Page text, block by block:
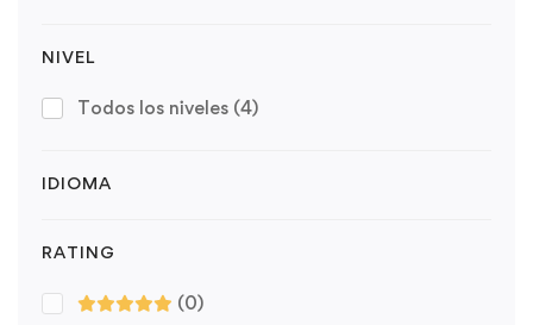
NIVEL
Todos los niveles (4)
IDIOMA
RATING
(0)